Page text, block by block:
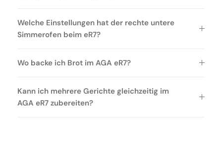
Welche Einstellungen hat der rechte untere
Simmerofen beim eR7?
Wo backe ich Brot im AGA eR7?
Kann ich mehrere Gerichte gleichzeitig im
AGA eR7 zubereiten?